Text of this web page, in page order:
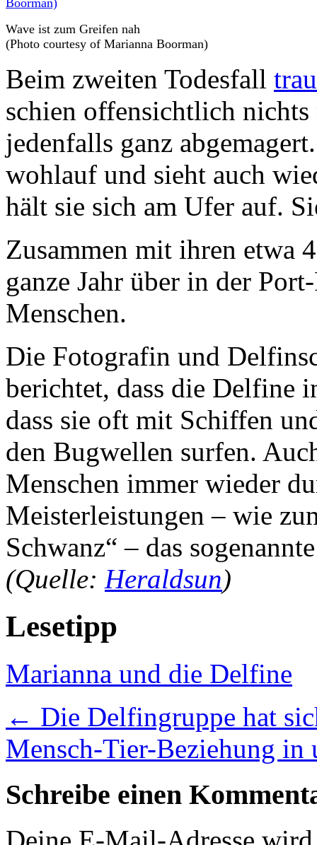
Wave ist zum Greifen nah
(Photo courtesy of Marianna Boorman)
Beim zweiten Todesfall
schien offensichtlich nichts
jedenfalls ganz
wohlauf und sieht auch
hält sie sich am Ufer auf.
Zusammen mit ihren etwa
ganze Jahr über in der
Menschen.
Die Fotografin und
berichtet, dass die Delfine
dass sie oft mit Schiffen
den Bugwellen surfen.
Menschen immer wieder
Meisterleistungen – wie
Schwanz“ – das
(Quelle: Heraldsun)
Lesetipp
Marianna und die Delfine
← Die Delfingruppe hat
Mensch-Tier-Beziehung in
Schreibe einen